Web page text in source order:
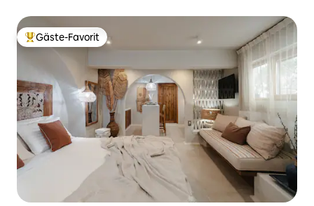
Beliebter Gäste-Favorit.
Gäste-Favorit